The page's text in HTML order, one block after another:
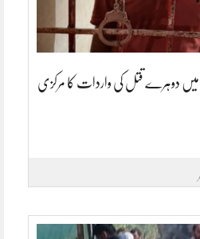
میں دوہرے قتل کی واردات کا مرکزی